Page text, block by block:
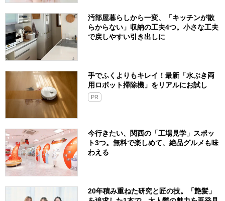
汚部屋暮らしから一変、「キッチンが散
らからない」収納の工夫4つ。小さな工夫
で戻しやすい引き出しに
手でふくよりもキレイ！最新「水ぶき両
用ロボット掃除機」をリアルにお試し
PR
今行きたい、関西の「工場見学」スポッ
ト3つ。無料で楽しめて、絶品グルメも味
わえる
20年積み重ねた研究と匠の技。「艶髪」